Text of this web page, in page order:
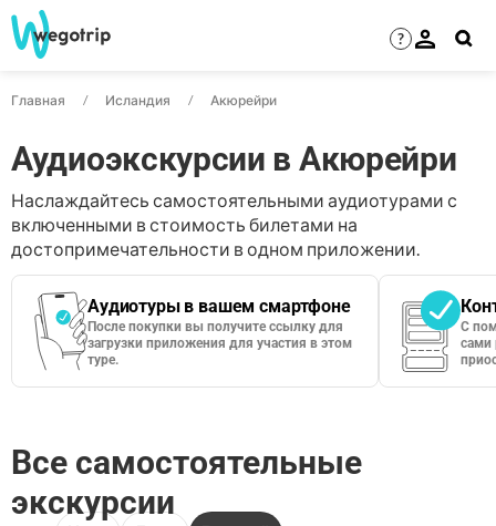
?
Главная Исландия Акюрейри
Аудиоэкскурсии в Акюрейри
Наслаждайтесь самостоятельными аудиотурами с
включенными в стоимость билетами на
достопримечательности в одном приложении.
Аудиотуры в вашем смартфоне
После покупки вы получите ссылку для
загрузки приложения для участия в этом
туре.
С
сами
Все самостоятельные
экскурсии